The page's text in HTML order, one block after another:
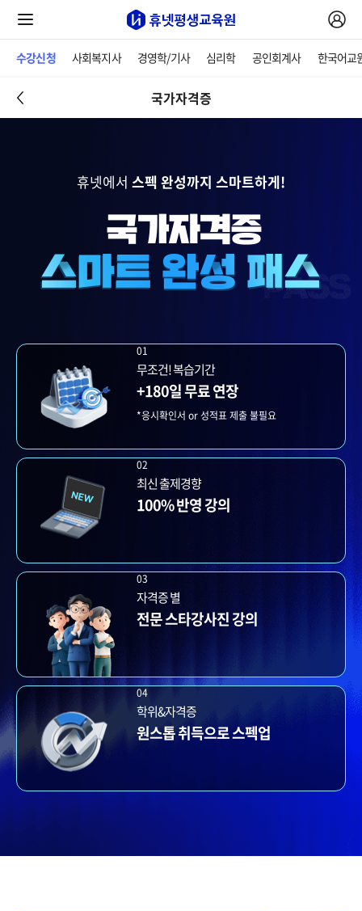
수강신청 사회복지사 경영학/기사 심리학 공인회계사 한국어교
국가자격증
휴넷에서 스펙 완성까지 스마트하게!
01
무조건! 복습기간
+180일 무료 연장
*응시확인서 or 성적표 제출 불필요
02
최신 출제경향
100% 반영 강의
03
자격증 별
전문 스타강사진 강의
04
학위&자격증
원스톱 취득으로 스펙업